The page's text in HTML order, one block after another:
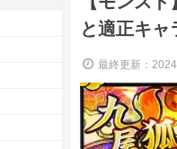
と適正キャ
最終更新：